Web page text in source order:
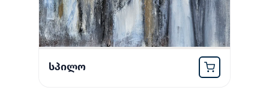
იყიდე ახლავე
სპილო